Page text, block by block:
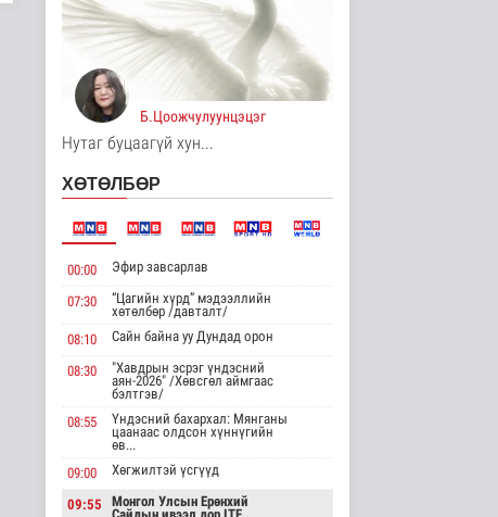
Цөмийн эрчим хүчний
хөрөнгө оруулалтыг
2050 он х..
4 цаг 35 минутын өмнө
НТТТ: 11:00-16:00
Эрүүл мэнд
4 цаг 53 минутын өмнө
мэндэлсний 120
жилийн ойд зориулс..
Танин мэдэхүй
4 цаг 59 минутын өмнө
Хүннүгийн язгууртны
оршуулгын дурсгалт
Танин мэдэхүй
улстай хөдөө аж ахуйн
Б.Цоожчулуунцэцэг
Нутаг буцаагүй хун...
ХӨТӨЛБӨР
00:00 Эфир завсарлав
07:30
“Цагийн хүрд” мэдээллийн
хөтөлбөр /давталт/
08:10
Сайн байна уу Дундад орон
08:30
"Хавдрын эсрэг үндэсний
аян-2026" /Хөвсгөл аймгаас
бэлтгэв/
08:55
Үндэсний бахархал: Мянганы
цаанаас олдсон хүннүгийн
өв...
09:00
Хөгжилтэй үсгүүд
09:55
Монгол Улсын Ерөнхий